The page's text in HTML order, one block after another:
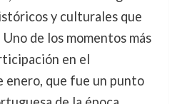
y culturales que
de los momentos más
en el
enero, que fue un punto